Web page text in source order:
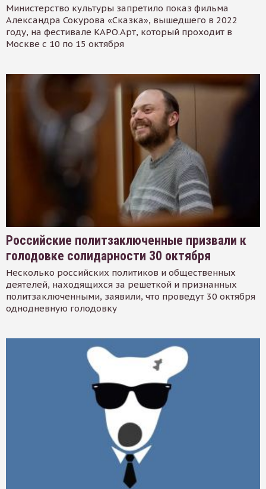
Министерство культуры запретило показ фильма
Александра Сокурова «Сказка», вышедшего в 2022
году, на фестивале КАРО.Арт, который проходит в
Москве с 10 по 15 октября
Российские политзаключенные призвали к
голодовке солидарности 30 октября
Несколько российских политиков и общественных
деятелей, находящихся за решеткой и признанных
политзаключенными, заявили, что проведут 30 октября
однодневную голодовку